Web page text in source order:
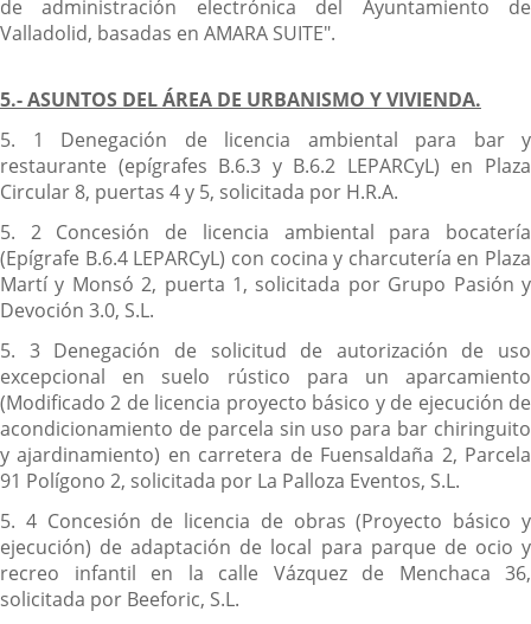
de administración electrónica del Ayuntamiento de
Valladolid, basadas en AMARA SUITE".
5.- ASUNTOS DEL ÁREA DE URBANISMO Y VIVIENDA.
5. 1 Denegación de licencia ambiental para bar y
restaurante (epígrafes B.6.3 y B.6.2 LEPARCyL) en Plaza
Circular 8, puertas 4 y 5, solicitada por H.R.A.
5. 2 Concesión de licencia ambiental para bocatería
(Epígrafe B.6.4 LEPARCyL) con cocina y charcutería en Plaza
Martí y Monsó 2, puerta 1, solicitada por Grupo Pasión y
Devoción 3.0, S.L.
5. 3 Denegación de solicitud de autorización de uso
excepcional en suelo rústico para un aparcamiento
(Modificado 2 de licencia proyecto básico y de ejecución de
acondicionamiento de parcela sin uso para bar chiringuito
y ajardinamiento) en carretera de Fuensaldaña 2, Parcela
91 Polígono 2, solicitada por La Palloza Eventos, S.L.
5. 4 Concesión de licencia de obras (Proyecto básico y
ejecución) de adaptación de local para parque de ocio y
recreo infantil en la calle Vázquez de Menchaca 36,
solicitada por Beeforic, S.L.